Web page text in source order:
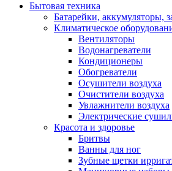
Бытовая техника
Батарейки, аккумуляторы,
Климатическое
Вентиляторы
Водонагреватели
Кондиционеры
Обогреватели
Осушители воздуха
Очистители воздуха
Увлажнители воздуха
Электрические
Красота и здоровье
Бритвы
Ванны для ног
Зубные щетки